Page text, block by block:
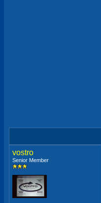
vostro
Senior Member